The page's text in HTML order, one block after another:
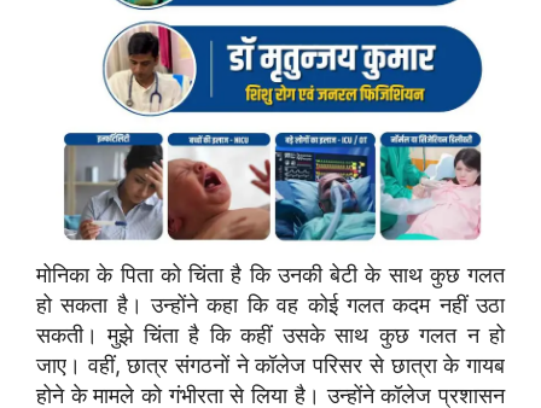
मोनिका के पिता को चिंता है कि उनकी बेटी के साथ कुछ गलत
हो सकता है। उन्होंने कहा कि वह कोई गलत कदम नहीं उठा
सकती। मुझे चिंता है कि कहीं उसके साथ कुछ गलत न हो
जाए। वहीं, छात्र संगठनों ने कॉलेज परिसर से छात्रा के गायब
होने के मामले को गंभीरता से लिया है। उन्होंने कॉलेज प्रशासन